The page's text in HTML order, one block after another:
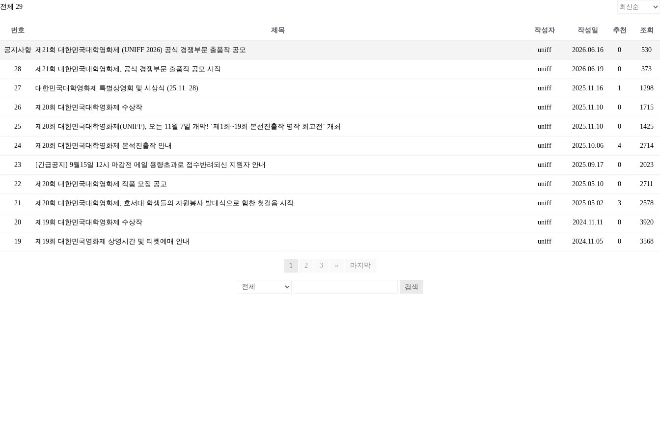
전체 29
번호 제목 작성자 작성일 추천 조회
공지사항 제21회 대한민국대학영화제 (UNIFF 2026) 공식 경쟁부문 출품작 공모 uniff 2026.06.16 0 530
28 제21회 대한민국대학영화제, 공식 경쟁부문 출품작 공모 시작 uniff 2026.06.19 0 373
27 대한민국대학영화제 특별상영회 및 시상식 (25.11. 28) uniff 2025.11.16 1 1298
26 제20회 대한민국대학영화제 수상작 uniff 2025.11.10 0 1715
25 제20회 대한민국대학영화제(UNIFF), 오는 11월 7일 개막! ‘제1회~19회 본선진출작 명작 회고전’ 개최 uniff 2025.11.10 0 1425
24 제20회 대한민국대학영화제 본석진출작 안내 uniff 2025.10.06 4 2714
23 [긴급공지] 9월15일 12시 마감전 메일 용량초과로 접수반려되신 지원자 안내 uniff 2025.09.17 0 2023
22 제20회 대한민국대학영화제 작품 모집 공고 uniff 2025.05.10 0 2711
21 제20회 대한민국대학영화제, 호서대 학생들의 자원봉사 발대식으로 힘찬 첫걸음 시작 uniff 2025.05.02 3 2578
20 제19회 대한민국대학영화제 수상작 uniff 2024.11.11 0 3920
19 제19회 대한민국영화제 상영시간 및 티켓예매 안내 uniff 2024.11.05 0 3568
1 2 3 » 마지막
검색